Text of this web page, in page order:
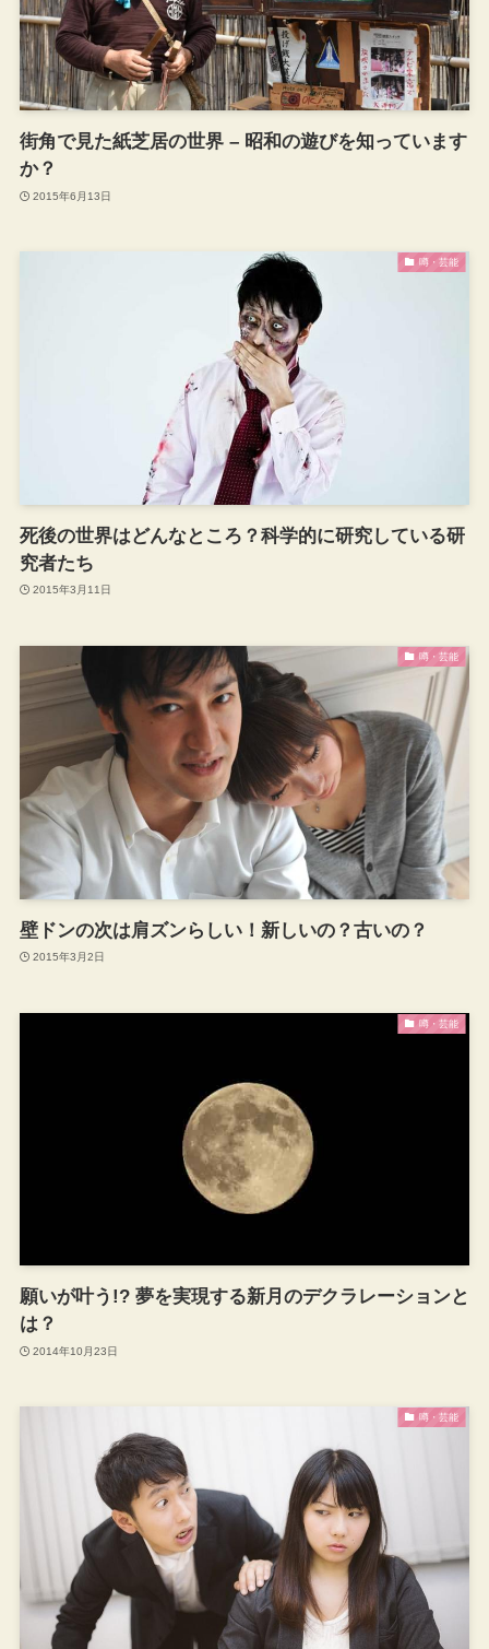
街角で見た紙芝居の世界 – 昭和の遊びを知っています
か？
2015年6月13日
噂・芸能
死後の世界はどんなところ？科学的に研究している研
究者たち
2015年3月11日
噂・芸能
壁ドンの次は肩ズンらしい！新しいの？古いの？
2015年3月2日
噂・芸能
願いが叶う!? 夢を実現する新月のデクラレーションと
は？
2014年10月23日
噂・芸能